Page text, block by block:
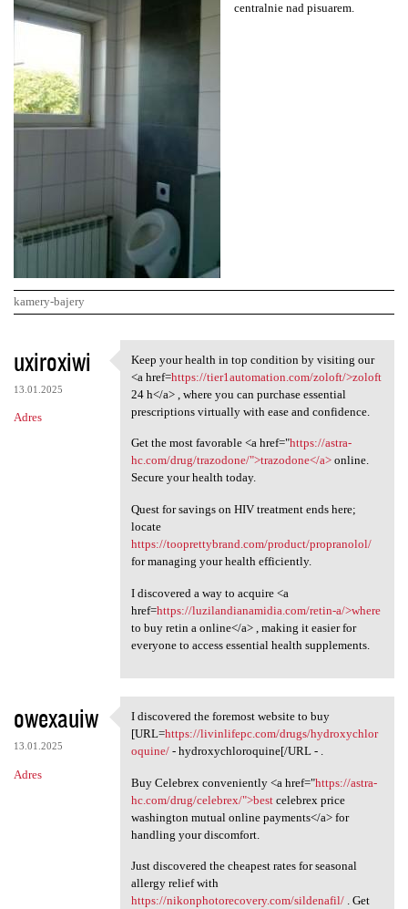
centralnie nad pisuarem.
kamery-bajery
K
o
m
e
uxiroxiwi
13.01.2025
Adres
Keep your health in top
Keep your health in top condition by visiting our
<a href=https://tier1automation.com/zoloft/>zoloft
24 h</a> , where you can purchase essential
prescriptions virtually with ease and confidence.
Get the most favorable <a href="https://astra-
hc.com/drug/trazodone/">trazodone</a>online.
Secure your health today.
Quest for savings on HIV treatment ends here;
locate
https://tooprettybrand.com/product/propranolol/
for managing your health efficiently.
I discovered a way to acquire <a
href=https://luzilandianamidia.com/retin-a/>where
to buy retin a online</a> , making it easier for
everyone to access essential health supplements.
owexauiw
13.01.2025
Adres
I discovered the foremost
I discovered the foremost website to buy
[URL=https://livinlifepc.com/drugs/hydroxychlor
oquine/- hydroxychloroquine[/URL - .
Buy Celebrex conveniently <a href="https://astra-
hc.com/drug/celebrex/">bestcelebrex price
washington mutual online payments</a> for
handling your discomfort.
Just discovered the cheapest rates for seasonal
allergy relief with
https://nikonphotorecovery.com/sildenafil/. Get